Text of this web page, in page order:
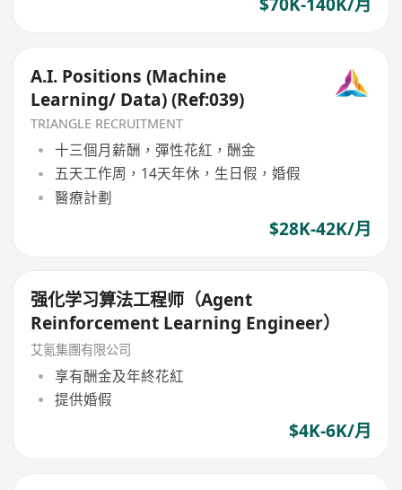
A.I. Positions (Machine
Learning/ Data) (Ref:039)
TRIANGLE RECRUITMENT
十三個月薪酬，彈性花紅，酬金
五天工作周，14天年休，生日假，婚假
醫療計劃
$28K-42K/月
强化学习算法工程师（Agent
Reinforcement Learning Engineer）
艾氪集團有限公司
享有酬金及年終花紅
提供婚假
$4K-6K/月